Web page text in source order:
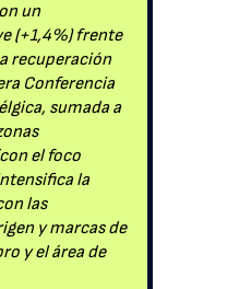
un
(+1,4%) frente
recuperación
Conferencia
sumada a
el foco
la
las
y marcas de
y el área de